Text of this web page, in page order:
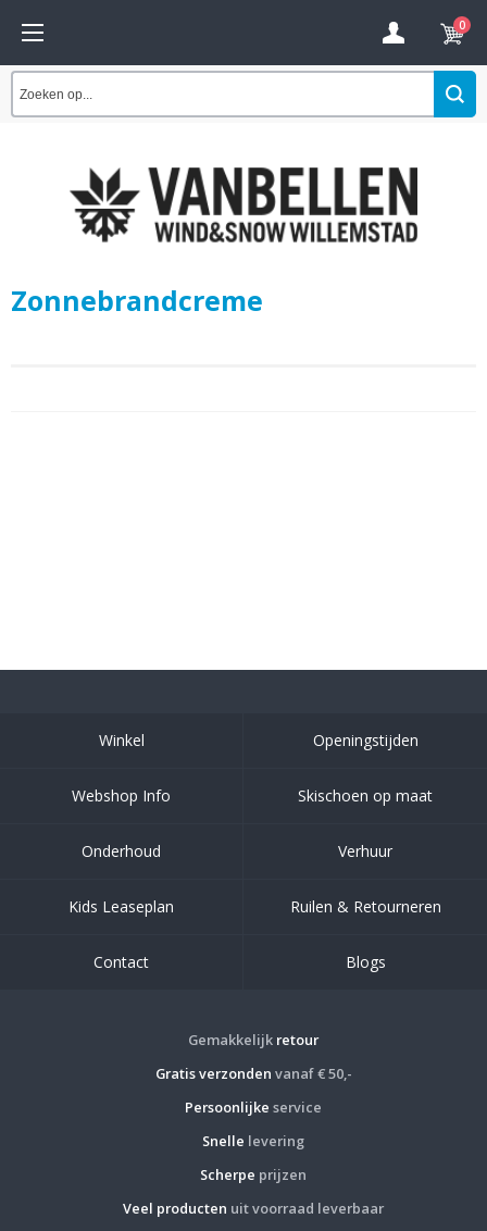
0
Zonnebrandcreme
Winkel Openingstijden
Webshop Info Skischoen op maat
Onderhoud Verhuur
Kids Leaseplan Ruilen & Retourneren
Contact Blogs
Gemakkelijk retour
Gratis verzonden vanaf € 50,-
Persoonlijke service
Snelle levering
Scherpe prijzen
Veel producten uit voorraad leverbaar